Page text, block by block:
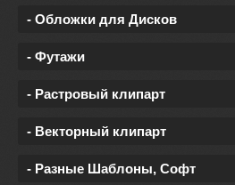
- Обложки для Дисков
- Футажи
- Растровый клипарт
- Векторный клипарт
- Разные Шаблоны, Софт